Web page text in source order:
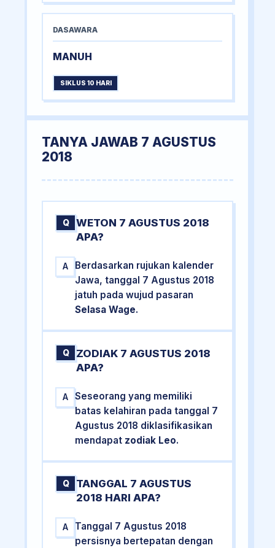
DASAWARA
MANUH
SIKLUS 10 HARI
TANYA JAWAB 7 AGUSTUS
2018
Q
WETON 7 AGUSTUS 2018
APA?
A
Berdasarkan rujukan kalender
Jawa, tanggal 7 Agustus 2018
jatuh pada wujud pasaran
Selasa Wage.
Q
ZODIAK 7 AGUSTUS 2018
APA?
A
Seseorang yang memiliki
batas kelahiran pada tanggal 7
Agustus 2018 diklasifikasikan
mendapat zodiak Leo.
Q
TANGGAL 7 AGUSTUS
2018 HARI APA?
A
Tanggal 7 Agustus 2018
persisnya bertepatan dengan